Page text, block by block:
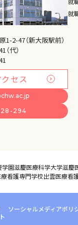
1-2-47（新大阪駅前）
代）
クセス
294
就
学園滋慶医療科学大学滋慶
看護専門学校出雲医療看
ソーシャルメディアポリ